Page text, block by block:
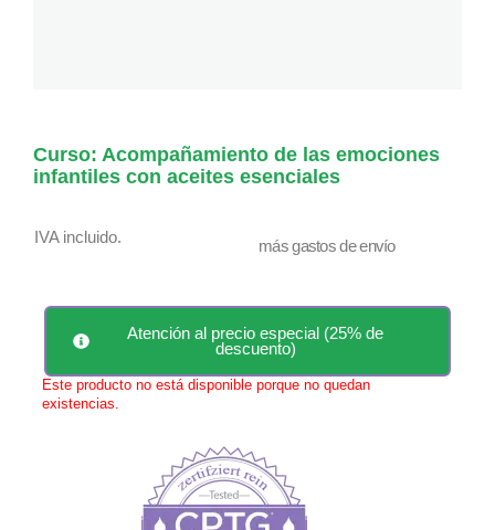
Curso: Acompañamiento de las emociones
infantiles con aceites esenciales
IVA incluido. más gastos de envío
Atención al precio especial (25% de
descuento)
Este producto no está disponible porque no quedan
existencias.